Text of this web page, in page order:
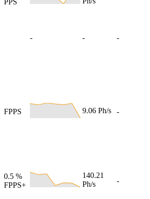
- - -
FPPS 9.06 Ph/s -
0.5 %
FPPS+
140.21
Ph/s
-